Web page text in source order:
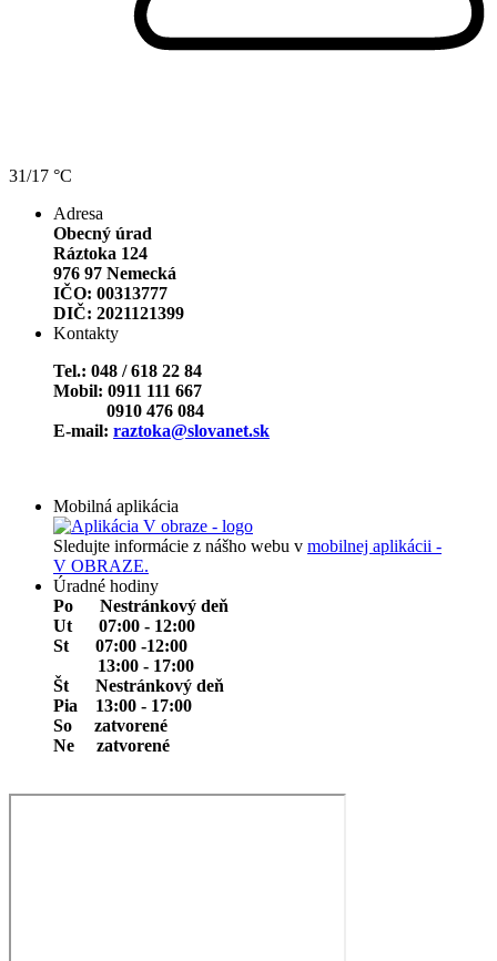
31/17 °C
Adresa
Obecný úrad
Ráztoka 124
976 97 Nemecká
IČO: 00313777
DIČ: 2021121399
Kontakty
Tel.: 048 / 618 22 84
Mobil: 0911 111 667
0910 476 084
E-mail: raztoka@slovanet.sk
Mobilná aplikácia
Sledujte informácie z nášho webu v mobilnej aplikácii -
V OBRAZE.
Úradné hodiny
Po Nestránkový deň
Ut
07:00 - 12:00
St 07:00 -12:00
13:00 - 17:00
Št Nestránkový deň
Pia 13:00 - 17:00
So
zatvorené
Ne
zatvorené